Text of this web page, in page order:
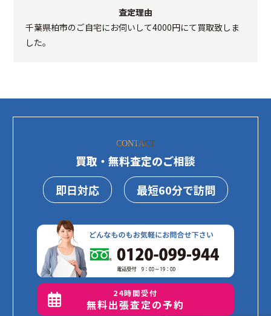
査定理由
千葉県柏市のご自宅にお伺いして4000円にて買取致しま
した。
CONTACT
買取・無料査定のご相談
即日対応
最短60分で訪問
24時間受付
無料出張査定の予約